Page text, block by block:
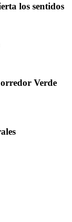
los sentidos
Verde